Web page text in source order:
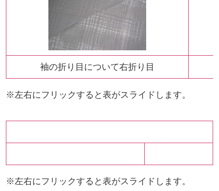
袖の折り目について右折り目
※左右にフリックすると表がスライドします。
※左右にフリックすると表がスライドします。